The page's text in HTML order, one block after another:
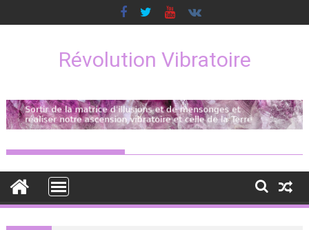
to
Révolution Vibratoire